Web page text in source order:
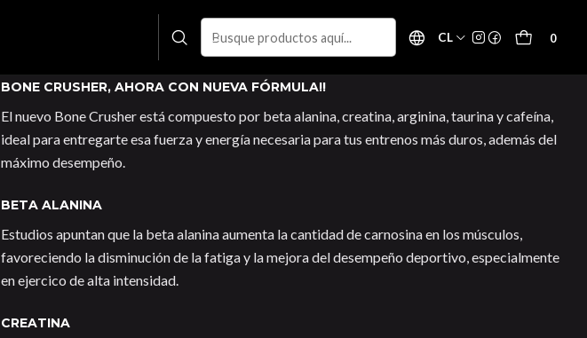
CL 0
BONE CRUSHER, AHORA CON NUEVA FÓRMULA!!
El nuevo Bone Crusher está compuesto por beta alanina, creatina, arginina, taurina y cafeína,
ideal para entregarte esa fuerza y energía necesaria para tus entrenos más duros, además del
máximo desempeño.
BETA ALANINA
Estudios apuntan que la beta alanina aumenta la cantidad de carnosina en los músculos,
favoreciendo la disminución de la fatiga y la mejora del desempeño deportivo, especialmente
en ejercico de alta intensidad.
CREATINA